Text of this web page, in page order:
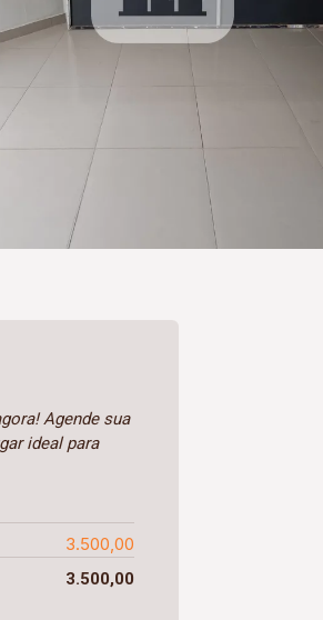
Agende sua
ideal para
3.500,00
3.500,00